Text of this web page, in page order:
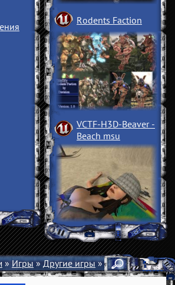
Rodents Faction
VCTF-H3D-Beaver ­
Beach msu
»Игры»Другие игры» Tribes Ascend